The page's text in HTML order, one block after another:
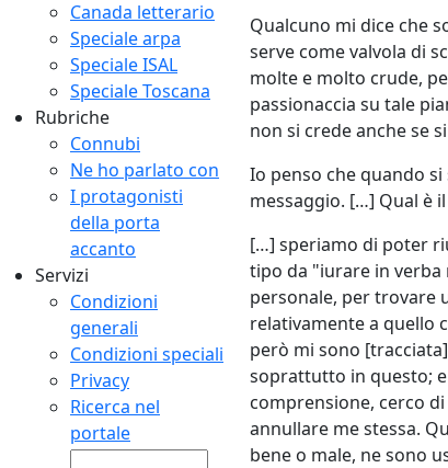
Canada letterario
Speciale arpa
Speciale ISAL
Speciale Toscana
Rubriche
Connubi
Ne ho parlato con
I protagonisti
della porta
accanto
Servizi
Condizioni
generali
Condizioni speciali
Privacy
Ricerca nel
portale
Qualcuno mi dice che
serve come valvola di
molte e molto crude,
passionaccia su tale
non si crede anche se
Io penso che quando
messaggio. […] Qual è
[…] speriamo di poter
tipo da "iurare in
personale, per trovare
relativamente a quello
però mi sono
soprattutto in questo;
comprensione, cerco
annullare me stessa.
bene o male, ne sono